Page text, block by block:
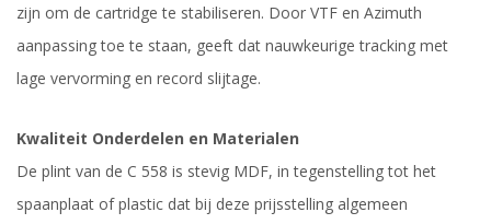
zijn om de cartridge te stabiliseren. Door VTF en Azimuth
aanpassing toe te staan, geeft dat nauwkeurige tracking met
lage vervorming en record slijtage.
Kwaliteit Onderdelen en Materialen
De plint van de C 558 is stevig MDF, in tegenstelling tot het
spaanplaat of plastic dat bij deze prijsstelling algemeen